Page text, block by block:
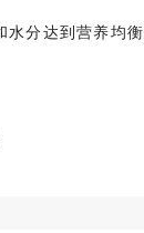
水分达到营养均衡